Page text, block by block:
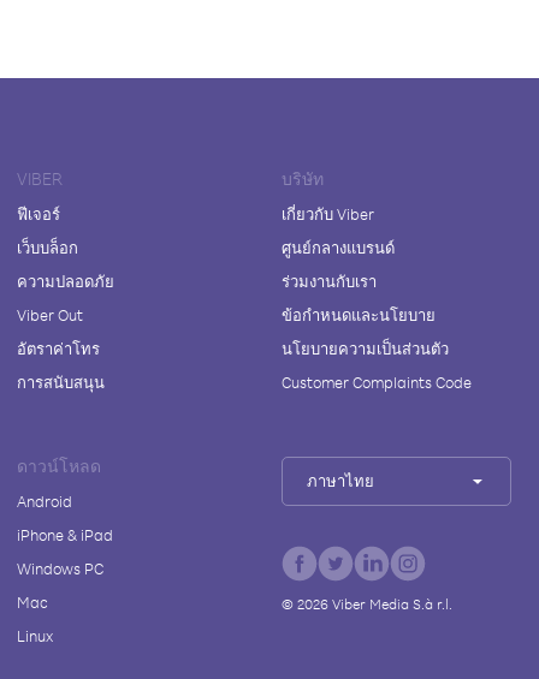
VIBER
ฟีเจอร์
เว็บบล็อก
ความปลอดภัย
Viber Out
อัตราค่าโทร
การสนับสนุน
บริษัท
เกี่ยวกับ Viber
ศูนย์กลางแบรนด์
ร่วมงานกับเรา
ข้อกำหนดและนโยบาย
นโยบายความเป็นส่วนตัว
Customer Complaints Code
ดาวน์โหลด
Android
iPhone & iPad
Windows PC
Mac
Linux
ภาษาไทย
© 2026Viber Media S.à r.l.